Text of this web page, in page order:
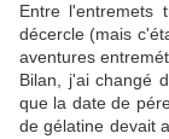
Entre l'entremets
décercle (mais
aventures
Bilan, j'ai changé
que la date de
de gélatine devait